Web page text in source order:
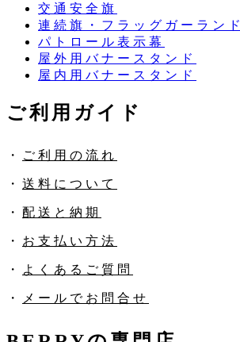
交通安全旗
連続旗・フラッグガーランド
パトロール表示幕
屋外用バナースタンド
屋内用バナースタンド
ご利用ガイド
・ ご利用の流れ
・ 送料について
・ 配送と納期
・ お支払い方法
・ よくあるご質問
・ メールでお問合せ